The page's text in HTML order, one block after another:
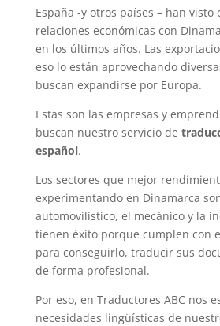
España -y otros países – han visto
relaciones económicas con
en los últimos años. Las
eso lo están aprovechando
buscan expandirse por Europa.
Estas son las empresas y
buscan nuestro servicio de
español.
Los sectores que mejor
experimentando en Dinamarca
automovilístico, el mecánico y la
tienen éxito porque cumplen con
para conseguirlo, traducir sus
de forma profesional.
Por eso, en Traductores ABC nos
necesidades lingüísticas de